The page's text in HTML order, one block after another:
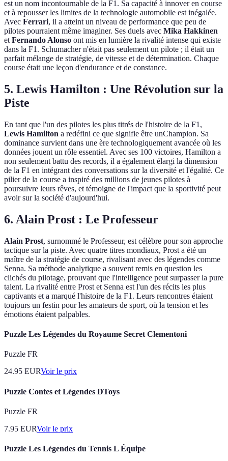
est un nom incontournable de la F1. Sa capacité à innover en course
et à repousser les limites de la technologie automobile est inégalée.
Avec Ferrari, il a atteint un niveau de performance que peu de
pilotes pourraient même imaginer. Ses duels avec Mika Hakkinen
et Fernando Alonso ont mis en lumière la rivalité intense qui existe
dans la F1. Schumacher n'était pas seulement un pilote ; il était un
parfait mélange de stratégie, de vitesse et de détermination. Chaque
course était une leçon d'endurance et de constance.
5. Lewis Hamilton : Une Révolution sur la
Piste
En tant que l'un des pilotes les plus titrés de l'histoire de la F1,
Lewis Hamilton a redéfini ce que signifie être unChampion. Sa
dominance survient dans une ère technologiquement avancée où les
données jouent un rôle essentiel. Avec ses 100 victoires, Hamilton a
non seulement battu des records, il a également élargi la dimension
de la F1 en intégrant des conversations sur la diversité et l'égalité. Ce
pilier de la course a inspiré des millions de jeunes pilotes à
poursuivre leurs rêves, et témoigne de l'impact que la sportivité peut
avoir sur la société d'aujourd'hui.
6. Alain Prost : Le Professeur
Alain Prost, surnommé le Professeur, est célèbre pour son approche
tactique sur la piste. Avec quatre titres mondiaux, Prost a été un
maître de la stratégie de course, rivalisant avec des légendes comme
Senna. Sa méthode analytique a souvent remis en question les
clichés du pilotage, prouvant que l'intelligence peut surpasser la pure
talent. La rivalité entre Prost et Senna est l'un des récits les plus
captivants et a marqué l'histoire de la F1. Leurs rencontres étaient
toujours un festin pour les amateurs de sport, où la tension et les
émotions étaient palpables.
Puzzle Les Légendes du Royaume Secret Clementoni
Puzzle FR
24.95 EURVoir le prix
Puzzle Contes et Légendes DToys
Puzzle FR
7.95 EURVoir le prix
Puzzle Les Légendes du Tennis L Équipe